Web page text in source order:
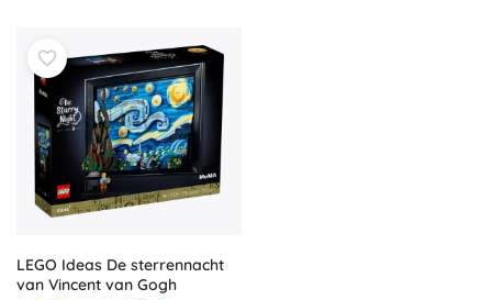
LEGO Ideas De sterrennacht
van Vincent van Gogh